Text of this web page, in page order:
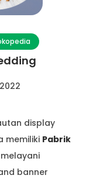
display
memiliki Pabrik
banner